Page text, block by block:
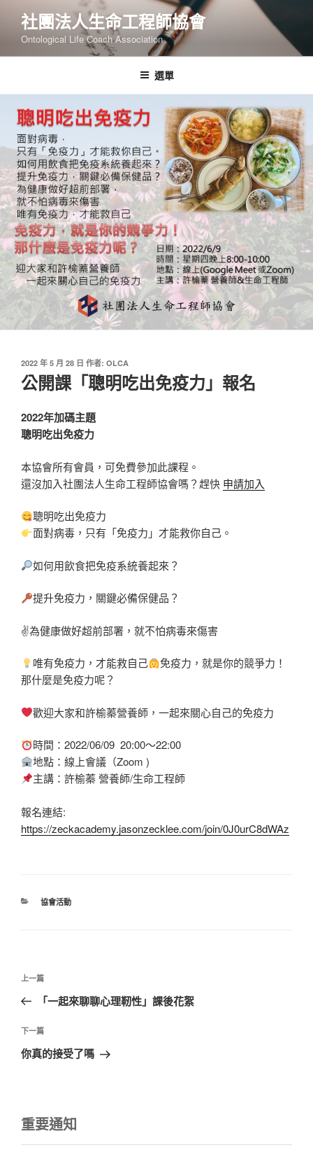
要
容
社團法人生命工程師協會
Ontological Life Coach Association
選單
發
佈
於
2022 年 5 月 28 日 作者: OLCA
公開課「聰明吃出免疫力」報名
2022年加碼主題
聰明吃出免疫力
本協會所有會員，可免費參加此課程。
還沒加入社團法人生命工程師協會嗎？趕快 申請加入
聰明吃出免疫力
面對病毒，只有「免疫力」才能救你自己。
如何用飲食把免疫系統養起來？
提升免疫力，關鍵必備保健品？
✌️為健康做好超前部署，就不怕病毒來傷害
唯有免疫力，才能救自己
免疫力，就是你的競爭力！
那什麼是免疫力呢？
歡迎大家和許榆蓁營養師，一起來關心自己的免疫力
時間：2022/06/09 20:00～22:00
地點：線上會議（Zoom )
主講：許榆蓁 營養師/生命工程師
報名連結:
https://zeckacademy.jasonzecklee.com/join/0J0urC8dWAz
分
協會活動
文
導
覽
上
一
文
章
上一篇
「一起來聊聊心理靭性」課後花絮
下
一
下一篇
你真的接受了嗎
重要通知